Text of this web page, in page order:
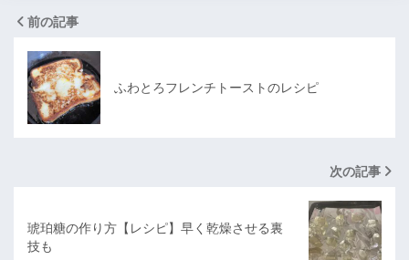
前の記事
ふわとろフレンチトーストのレシピ
次の記事
琥珀糖の作り方【レシピ】早く乾燥させる裏
技も